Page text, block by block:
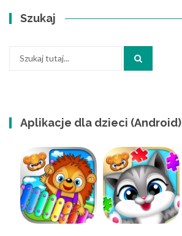
Szukaj
Aplikacje dla dzieci (Android)